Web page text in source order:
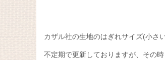
カザル社の生地のはぎれサイズ(小さ
不定期で更新しておりますが、その